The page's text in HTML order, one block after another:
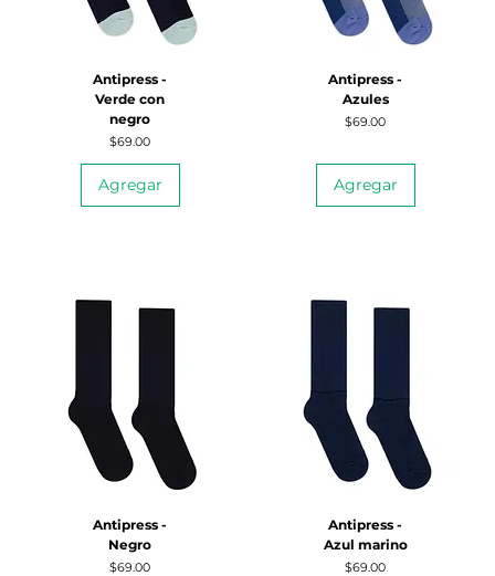
Antipress -
Verde con
negro
Precio
$69.00
Agregar
Antipress -
Azules
Precio
$69.00
Agregar
Antipress -
Negro
Precio
$69.00
Antipress -
Azul marino
Precio
$69.00